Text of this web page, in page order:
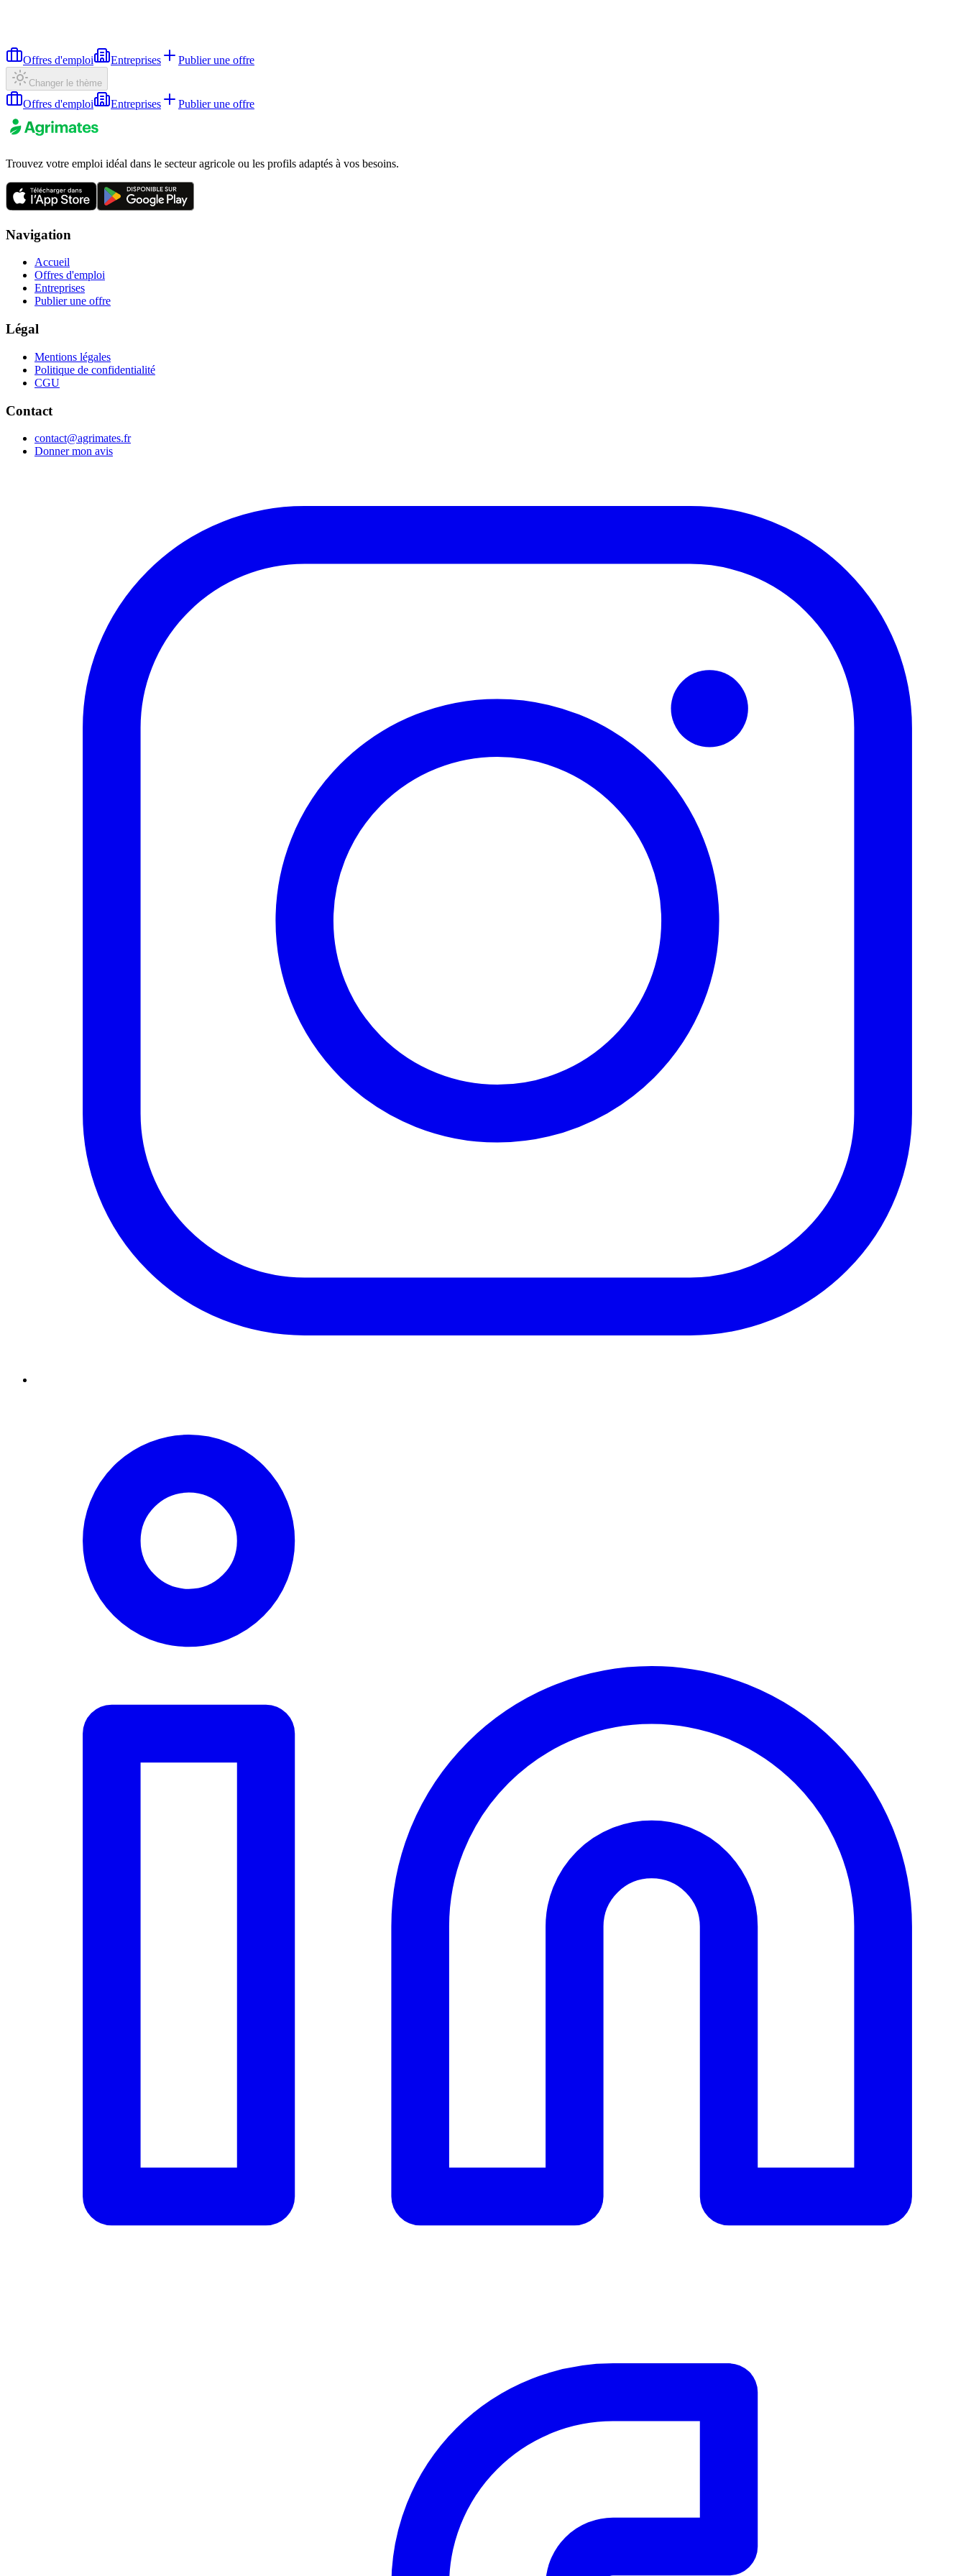
Offres d'emploi Entreprises Publier une offre
Changer le thème
Offres d'emploi Entreprises Publier une offre
Trouvez votre emploi idéal dans le secteur agricole ou les profils adaptés à vos besoins.
Navigation
Accueil
Offres d'emploi
Entreprises
Publier une offre
Légal
Mentions légales
Politique de confidentialité
CGU
Contact
contact@agrimates.fr
Donner mon avis